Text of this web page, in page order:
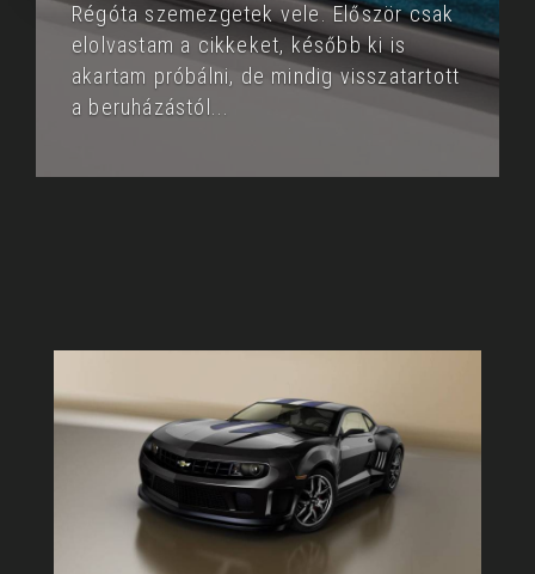
Régóta szemezgetek vele. Először csak
elolvastam a cikkeket, később ki is
akartam próbálni, de mindig visszatartott
a beruházástól ...